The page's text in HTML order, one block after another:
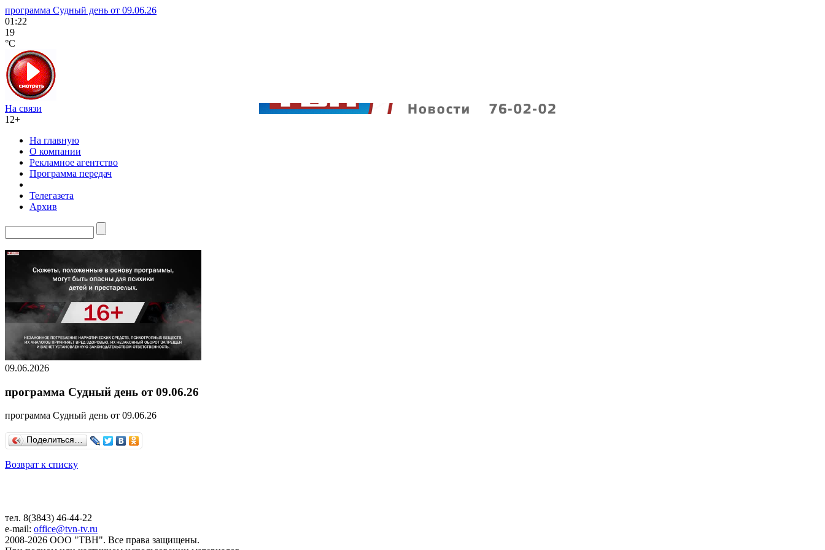
программа Судный день от 09.06.26
01:22
19
°C
На связи
12+
На главную
О компании
Рекламное агентство
Программа передач
Телегазета
Архив
09.06.2026
программа Судный день от 09.06.26
программа Судный день от 09.06.26
Поделиться…
Возврат к списку
тел. 8(3843) 46-44-22
e-mail: office@tvn-tv.ru
2008-2026 ООО "ТВН". Все права защищены.